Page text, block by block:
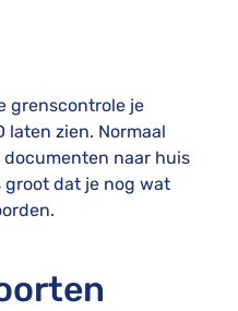
grenscontrole je
laten zien. Normaal
documenten naar huis
groot dat je nog wat